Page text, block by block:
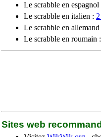
Le scrabble en espagnol
Le scrabble en italien :
Le scrabble en
Le scrabble en roumain :
Sites web